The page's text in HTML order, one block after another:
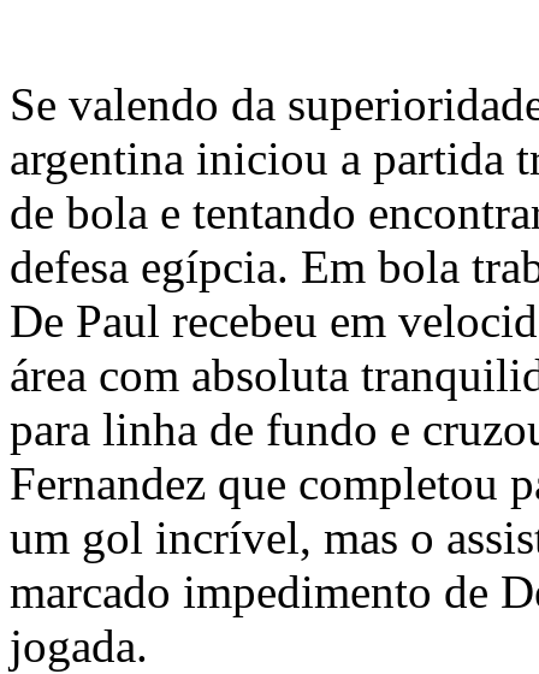
Se valendo da
argentina iniciou a partida
de bola e tentando
defesa egípcia. Em bola
De Paul recebeu em
área com absoluta
para linha de fundo e
Fernandez que completou
um gol incrível, mas o
marcado impedimento de
jogada.